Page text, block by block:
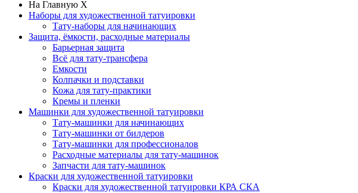
На Главную X
Наборы для художественной татуировки
Тату-наборы для начинающих
Защита, ёмкости, расходные материалы
Барьерная защита
Всё для тату-трансфера
Емкости
Колпачки и подставки
Кожа для тату-практики
Кремы и пленки
Машинки для художественной татуировки
Тату-машинки для начинающих
Тату-машинки от билдеров
Тату-машинки для профессионалов
Расходные материалы для тату-машинок
Запчасти для тату-машинок
Краски для художественной татуировки
Краски для художественной татуировки КРА СКА